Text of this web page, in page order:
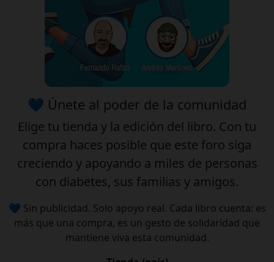
💙 Únete al poder de la comunidad
Elige tu tienda y la edición del libro. Con tu
compra haces posible que este foro siga
creciendo y apoyando a miles de personas
con diabetes, sus familias y amigos.
💙 Sin publicidad. Solo apoyo real. Cada libro cuenta: es
más que una compra, es un gesto de solidaridad que
mantiene viva esta comunidad.